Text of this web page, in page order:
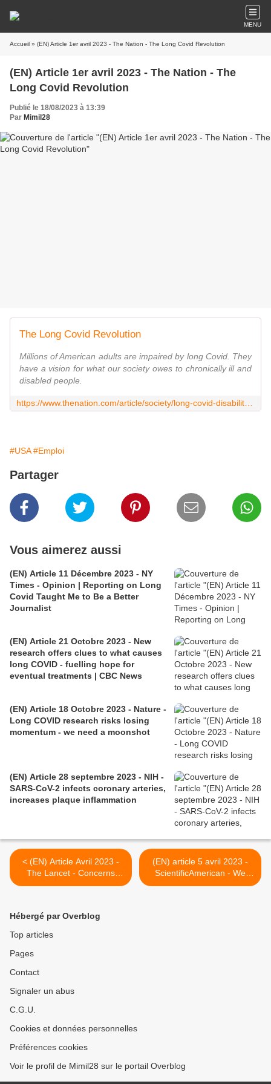
MENU
Accueil » (EN) Article 1er avril 2023 - The Nation - The Long Covid Revolution
(EN) Article 1er avril 2023 - The Nation - The
Long Covid Revolution
Publié le 18/08/2023 à 13:39
Par Mimil28
The Long Covid Revolution
Millions of American adults are impaired by long Covid. They
have a vision for what our society owes to chronically ill and
disabled people.
#USA #Emploi
Partager
Vous aimerez aussi
(EN) Article 11 Décembre 2023 - NY
Times - Opinion | Reporting on Long
Covid Taught Me to Be a Better
Journalist
(EN) Article 21 Octobre 2023 - New
research offers clues to what causes
long COVID - fuelling hope for
eventual treatments | CBC News
(EN) Article 18 Octobre 2023 - Nature -
Long COVID research risks losing
momentum - we need a moonshot
(EN) Article 28 septembre 2023 - NIH -
SARS-CoV-2 infects coronary arteries,
increases plaque inflammation
< (EN) Article Avril 2023 -
The Lancet - Concerns
regarding a suggested long
(EN) article 5 avril 2023 -
ScientificAmerican - We
Need an Operation Warp
Hébergé par Overblog
Top articles
Pages
Contact
Signaler un abus
C.G.U.
Cookies et données personnelles
Préférences cookies
Voir le profil de Mimil28 sur le portail Overblog